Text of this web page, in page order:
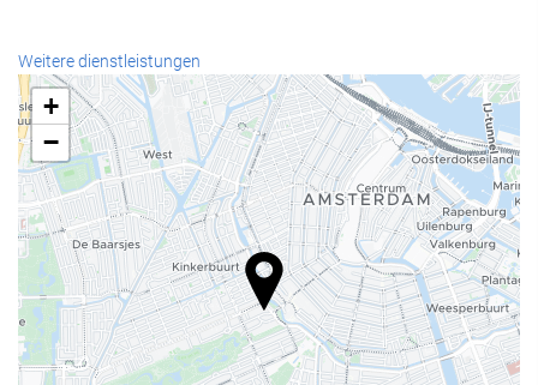
Empfangsdienste
24-Stunden-Rezeption
Gepäckaufbewahrung
Nahrungsmittel und Getränke
À-la-carte-Restaurant
Bar
Geschäftseinrichtungen
Weitere dienstleistungen
+
−